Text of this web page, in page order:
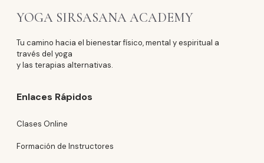
YOGA SIRSASANA ACADEMY
Tu camino hacia el bienestar físico, mental y espiritual a
través del yoga
y las terapias alternativas.
Enlaces Rápidos
Clases Online
Formación de Instructores